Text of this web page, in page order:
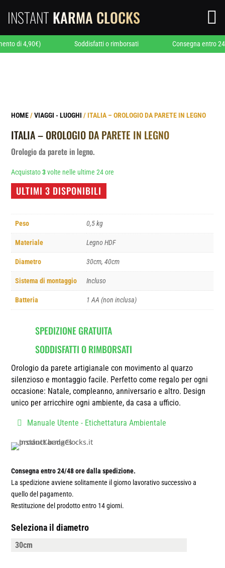
INSTANT KARMA CLOCKS 
4,90€) Soddisfatti o rimborsati Consegna entro 24/48
HOME/VIAGGI - LUOGHI / ITALIA – OROLOGIO DA PARETE IN LEGNO
ITALIA – OROLOGIO DA PARETE IN LEGNO
Orologio da parete in legno.
Acquistato3volte nelle ultime 24 ore
ULTIMI 3 DISPONIBILI
Peso 0,5 kg
Materiale Legno HDF
Diametro 30cm, 40cm
Sistema di montaggio Incluso
Batteria 1 AA (non inclusa)
SPEDIZIONE GRATUITA
SODDISFATTI O RIMBORSATI
Orologio da parete artigianale con movimento al quarzo
silenzioso e montaggio facile. Perfetto come regalo per ogni
occasione: Natale, compleanno, anniversario e altro. Design
unico per arricchire ogni ambiente, da casa a ufficio.
Manuale Utente - Etichettatura Ambientale
Consegna entro 24/48 ore dalla spedizione.
La spedizione avviene solitamente il giorno lavorativo successivo a
quello del pagamento.
Restituzione del prodotto entro 14 giorni.
Seleziona il diametro